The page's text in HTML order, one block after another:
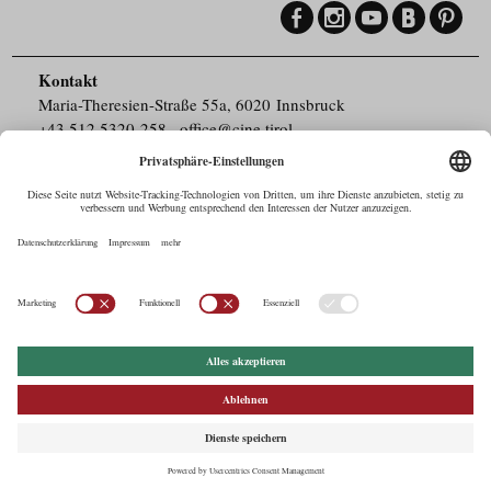
Kontakt
Maria-Theresien-Straße 55a, 6020 Innsbruck
+43.512.5320-258,office@cine.tirol
Barrierefreiheit
Pressebereich
Datenschutz
Commercials in Tirol
Drehorte in Tirol
EUFCN